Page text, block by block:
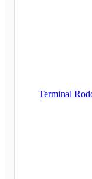
Terminal